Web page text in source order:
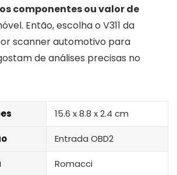
componentes ou valor de
Então, escolha o V311 da
scanner automotivo para
de análises precisas no
15.6 x 8.8 x 2.4 cm
Entrada OBD2
Romacci